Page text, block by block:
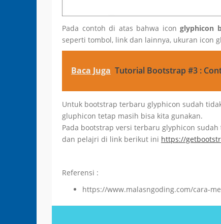
Pada contoh di atas bahwa iconglyphicon
seperti tombol, link dan lainnya, ukuran icon
Baca Juga Tutorial Bootstrap #3 :
Untuk bootstrap terbaru glyphicon sudah
gluphicon tetap masih bisa kita gunakan.
Pada bootstrap versi terbaru glyphicon
dan pelajri di link berikut ini https://
Referensi :
https://www.malasngoding.com/cara-